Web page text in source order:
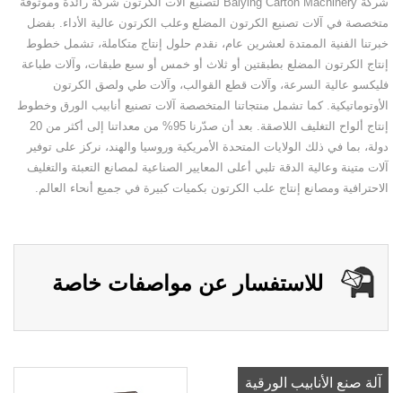
متخصصة في آلات تصنيع الكرتون المضلع وعلب الكرتون عالية الأداء. بفضل
خبرتنا الفنية الممتدة لعشرين عام، نقدم حلول إنتاج متكاملة، تشمل خطوط
إنتاج الكرتون المضلع بطبقتين أو ثلاث أو خمس أو سبع طبقات، وآلات طباعة
فليكسو عالية السرعة، وآلات قطع القوالب، وآلات طي ولصق الكرتون
الأوتوماتيكية. كما تشمل منتجاتنا المتخصصة آلات تصنيع أنابيب الورق وخطوط
إنتاج ألواح التغليف اللاصقة. بعد أن صدّرنا 95% من معداتنا إلى أكثر من 20
دولة، بما في ذلك الولايات المتحدة الأمريكية وروسيا والهند، نركز على توفير
آلات متينة وعالية الدقة تلبي أعلى المعايير الصناعية لمصانع التعبئة والتغليف
الاحترافية ومصانع إنتاج علب الكرتون بكميات كبيرة في جميع أنحاء العالم.
للاستفسار عن مواصفات خاصة
آلة صنع الأنابيب الورقية